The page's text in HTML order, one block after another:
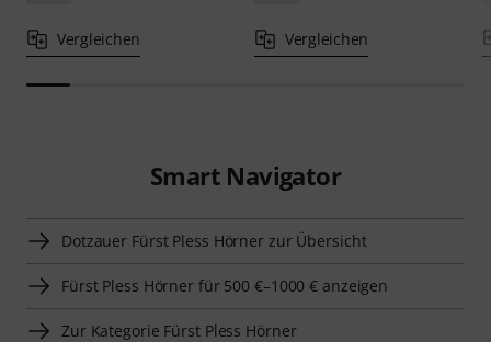
Vergleichen Vergleichen
Smart Navigator
Dotzauer Fürst Pless Hörner zur Übersicht
Fürst Pless Hörner für 500 €–1000 € anzeigen
Zur Kategorie Fürst Pless Hörner